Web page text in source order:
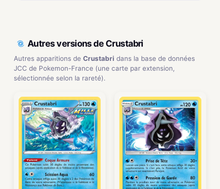
Autres versions de Crustabri
Autres apparitions de Crustabri dans la base de données
JCC de Pokemon-France (une carte par extension,
sélectionnée selon la rareté).